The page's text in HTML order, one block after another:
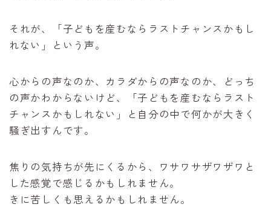
それが、「子どもを産むならラストチャンスかもし
れない」という声。
心からの声なのか、カラダからの声なのか、どっち
の声かわからないけど、「子どもを産むならラスト
チャンスかもしれない」と自分の中で何かが大きく
騒ぎ出すんです。
焦りの気持ちが先にくるから、ワサワサザワザワと
した感覚で感じるかもしれません。
きに苦しくも思えるかもしれません。